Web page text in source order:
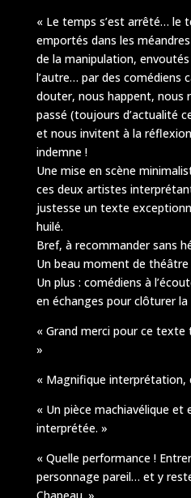
« Le temps s’est arrêté… le
emportés dans les
de la manipulation, envoutés
l’autre… par des comédiens
douter, nous happent, nous
passé (toujours d’actualité
et nous invitent à la
indemne !
Une mise en scène
ces deux artistes
justesse un texte
huilé.
Bref, à recommander sans
Un beau moment de théâtre
Un plus : comédiens à
en échanges pour clôturer
« Grand merci pour ce
»
« Magnifique interprétation,
« Un pièce machiavélique et
interprétée. »
« Quelle performance !
personnage pareil… et y
Chapeau. »